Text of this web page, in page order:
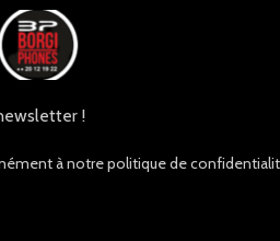
!
à notre politique de